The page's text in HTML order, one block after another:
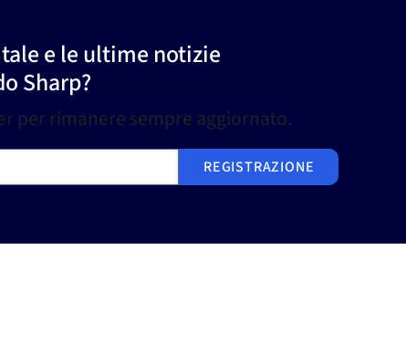
e le ultime notizie
Sharp?
per rimanere sempre aggiornato.
REGISTRAZIONE